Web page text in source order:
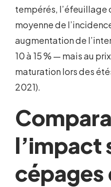
tempérés, l’éfeuillage
moyenne de
augmentation de
10 à 15 % — mais au
maturation lors des
2021).
l’impact
cépages